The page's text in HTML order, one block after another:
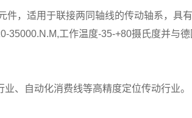
件，适用于联接两同轴线的传动轴系，具
35000.N.M,工作温度-35-+80摄氏度并与
、自动化消费线等高精度定位传动行业。